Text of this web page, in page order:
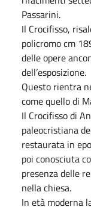
Passarini.
Il Crocifisso,
policromo cm
delle opere
dell’esposizione.
Questo rientra
come quello di
Il Crocifisso di
paleocristiana
restaurata in
poi conosciuta
presenza delle
nella chiesa.
In età moderna